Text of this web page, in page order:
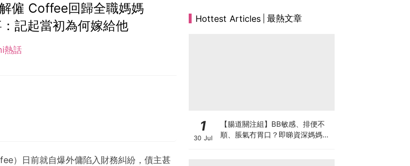
解僱 Coffee回歸全職媽媽
記起當初為何嫁給他
熱話
）日前就自爆外傭陷入財務糾紛，債主甚
Hottest Articles 最熱文章
1
30 Jul
【腸道關注組】BB敏感、排便不
順、脹氣冇胃口？即睇資深媽媽分